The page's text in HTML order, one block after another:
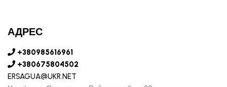
АДРЕС
+380985616961
+380675804502
ERSAGUA@UKR.NET